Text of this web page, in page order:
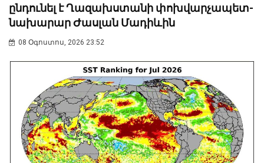
ընդունել է Ղազախստանի փոխվարչապետ-
նախարար Ժասլան Մադիևին
08 Օգոստոս, 2026 23:52